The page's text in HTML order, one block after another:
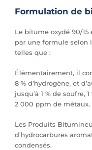
Formulation de
Le bitume oxydé 90/
par une formule selon
telles que :
Élémentairement, il
8 % d’hydrogène, et
jusqu’à 1 % de soufre, 1
2 000 ppm de métaux.
Les Produits
d’hydrocarbures
condensés.